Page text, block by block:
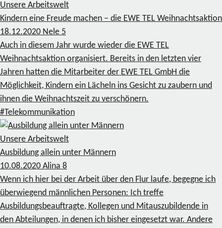
Unsere Arbeitswelt
Kindern eine Freude machen – die EWE TEL Weihnachtsaktion
18.12.2020 Nele 5
Auch in diesem Jahr wurde wieder die EWE TEL
Weihnachtsaktion organisiert. Bereits in den letzten vier
Jahren hatten die Mitarbeiter der EWE TEL GmbH die
Möglichkeit, Kindern ein Lächeln ins Gesicht zu zaubern und
ihnen die Weihnachtszeit zu verschönern.
#Telekommunikation
Unsere Arbeitswelt
Ausbildung allein unter Männern
10.08.2020 Alina 8
Wenn ich hier bei der Arbeit über den Flur laufe, begegne ich
überwiegend männlichen Personen: Ich treffe
Ausbildungsbeauftragte, Kollegen und Mitauszubildende in
den Abteilungen, in denen ich bisher eingesetzt war. Andere